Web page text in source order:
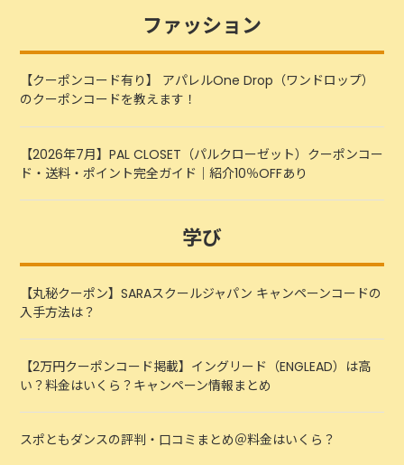
ファッション
【クーポンコード有り】 アパレルOne Drop（ワンドロップ）
のクーポンコードを教えます！
【2026年7月】PAL CLOSET（パルクローゼット）クーポンコー
ド・送料・ポイント完全ガイド｜紹介10％OFFあり
学び
【丸秘クーポン】SARAスクールジャパン キャンペーンコードの
入手方法は？
【2万円クーポンコード掲載】イングリード（ENGLEAD）は高
い？料金はいくら？キャンペーン情報まとめ
スポともダンスの評判・口コミまとめ＠料金はいくら？